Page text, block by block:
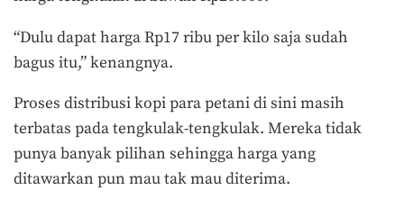
“Dulu dapat harga Rp17 ribu per kilo saja sudah
bagus itu,” kenangnya.
Proses distribusi kopi para petani di sini masih
terbatas pada tengkulak-tengkulak. Mereka tidak
punya banyak pilihan sehingga harga yang
ditawarkan pun mau tak mau diterima.